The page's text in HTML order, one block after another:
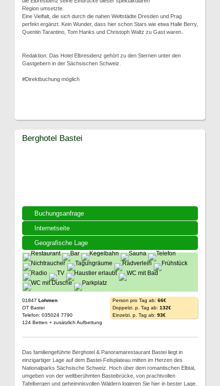
Region umsetzte.
Eine Vielfalt, die sich durch die nahen Weltstädte Dresden und Prag
perfekt ergänzt. Kein Wunder, dass hier schon Stars wie etwa Halle Berry,
Quentin Tarantino, Tom Hanks und Christoph Waltz zu Gast waren.
Redaktion: Das Hotel Elbresidenz gehört zu den Sternen unter den
Gastgebern in der Sächsischen Schweiz.
#Direktbuchung möglich
Buchungsanfrage
Internetseite
Geografische Lage
Berghotel Bastei
01847 Lohmen
OT Bastei
Telefon: 035024 7790
124 Betten + zusätzlich Aufbettung
Person pro Tag ab: 66€
Doppelzi. p. Tag ab: 132€
Einzelzi. p. Tag ab: 93€
Das familiengeführte Berghotel & Panoramarestaurant Bastei liegt in
einzigartiger Lage auf dem Bastei-Felsplateau mitten im Herzen des
Nationalparks Sächsische Schweiz. Hoch über dem romantischen Elbtal,
umgeben von der weltberühmten Basteibrücke, von prachtvollen
Tafelbergen und geheimnisvollen Wäldern logieren Sie hier in bester Lage.